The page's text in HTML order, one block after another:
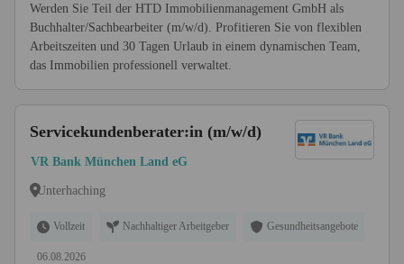
Werden Sie Teil der HTD Immobilienmanagement GmbH als
Buchhalter/Sachbearbeiter (m/w/d). Profitieren Sie von flexiblen
Arbeitszeiten und 30 Tagen Urlaub in einem dynamischen Team,
das Immobilien professionell verwaltet.
Servicekundenberater:in (m/w/d)
VR Bank München Land eG
Unterhaching
Vollzeit Nachhaltiger Arbeitgeber Gesundheitsangebote
06.08.2026